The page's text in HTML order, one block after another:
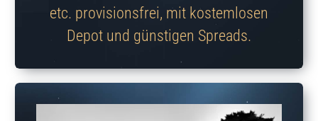
etc. provisionsfrei, mit kostemlosen
Depot und günstigen Spreads.